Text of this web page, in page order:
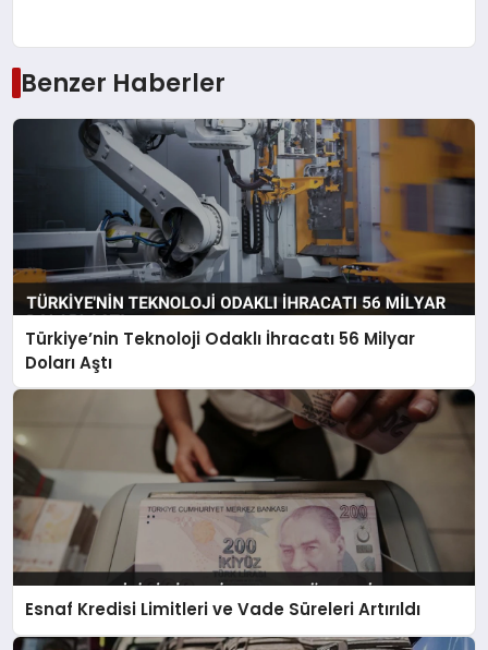
Benzer Haberler
Türkiye’nin Teknoloji Odaklı İhracatı 56 Milyar
Doları Aştı
Esnaf Kredisi Limitleri ve Vade Süreleri Artırıldı